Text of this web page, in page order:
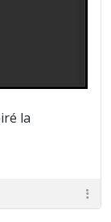
la